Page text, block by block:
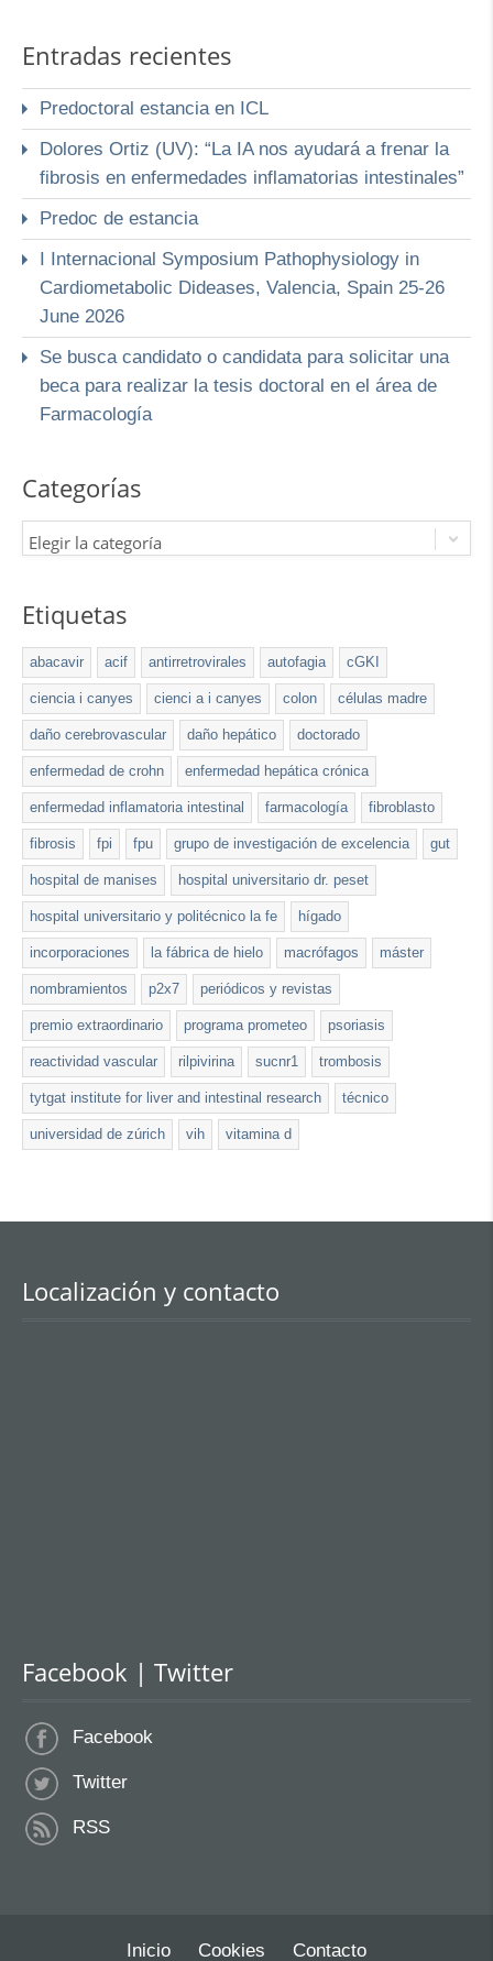
Entradas recientes
Predoctoral estancia en ICL
Dolores Ortiz (UV): “La IA nos ayudará a frenar la
fibrosis en enfermedades inflamatorias intestinales”
Predoc de estancia
I Internacional Symposium Pathophysiology in
Cardiometabolic Dideases, Valencia, Spain 25-26
June 2026
Se busca candidato o candidata para solicitar una
beca para realizar la tesis doctoral en el área de
Farmacología
Categorías
Elegir la categoría
Etiquetas
abacavir acif antirretrovirales autofagia cGKI
ciencia i canyes cienci a i canyes colon células madre
daño cerebrovascular daño hepático doctorado
enfermedad de crohn enfermedad hepática crónica
enfermedad inflamatoria intestinal farmacología fibroblasto
fibrosis fpi fpu grupo de investigación de excelencia gut
hospital de manises hospital universitario dr. peset
hospital universitario y politécnico la fe hígado
incorporaciones la fábrica de hielo macrófagos máster
nombramientos p2x7 periódicos y revistas
premio extraordinario programa prometeo psoriasis
reactividad vascular rilpivirina sucnr1 trombosis
tytgat institute for liver and intestinal research técnico
universidad de zúrich vih vitamina d
Localización y contacto
Facebook | Twitter
Facebook
Twitter
RSS
Inicio Cookies Contacto